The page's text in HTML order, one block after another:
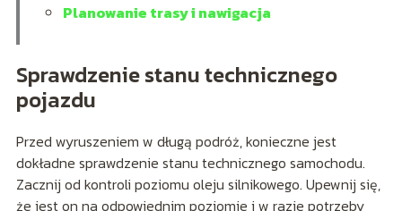
Planowanie trasy i nawigacja
Sprawdzenie stanu technicznego
pojazdu
Przed wyruszeniem w długą podróż, konieczne jest
dokładne sprawdzenie stanu technicznego samochodu.
Zacznij od kontroli poziomu oleju silnikowego. Upewnij się,
że jest on na odpowiednim poziomie i w razie potrzeby